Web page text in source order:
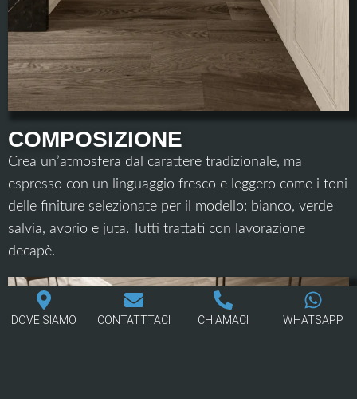
COMPOSIZIONE
Crea un’atmosfera dal carattere tradizionale, ma
espresso con un linguaggio fresco e leggero come i toni
delle finiture selezionate per il modello: bianco, verde
salvia, avorio e juta. Tutti trattati con lavorazione
decapè.
DOVE SIAMO CONTATTTACI CHIAMACI WHATSAPP